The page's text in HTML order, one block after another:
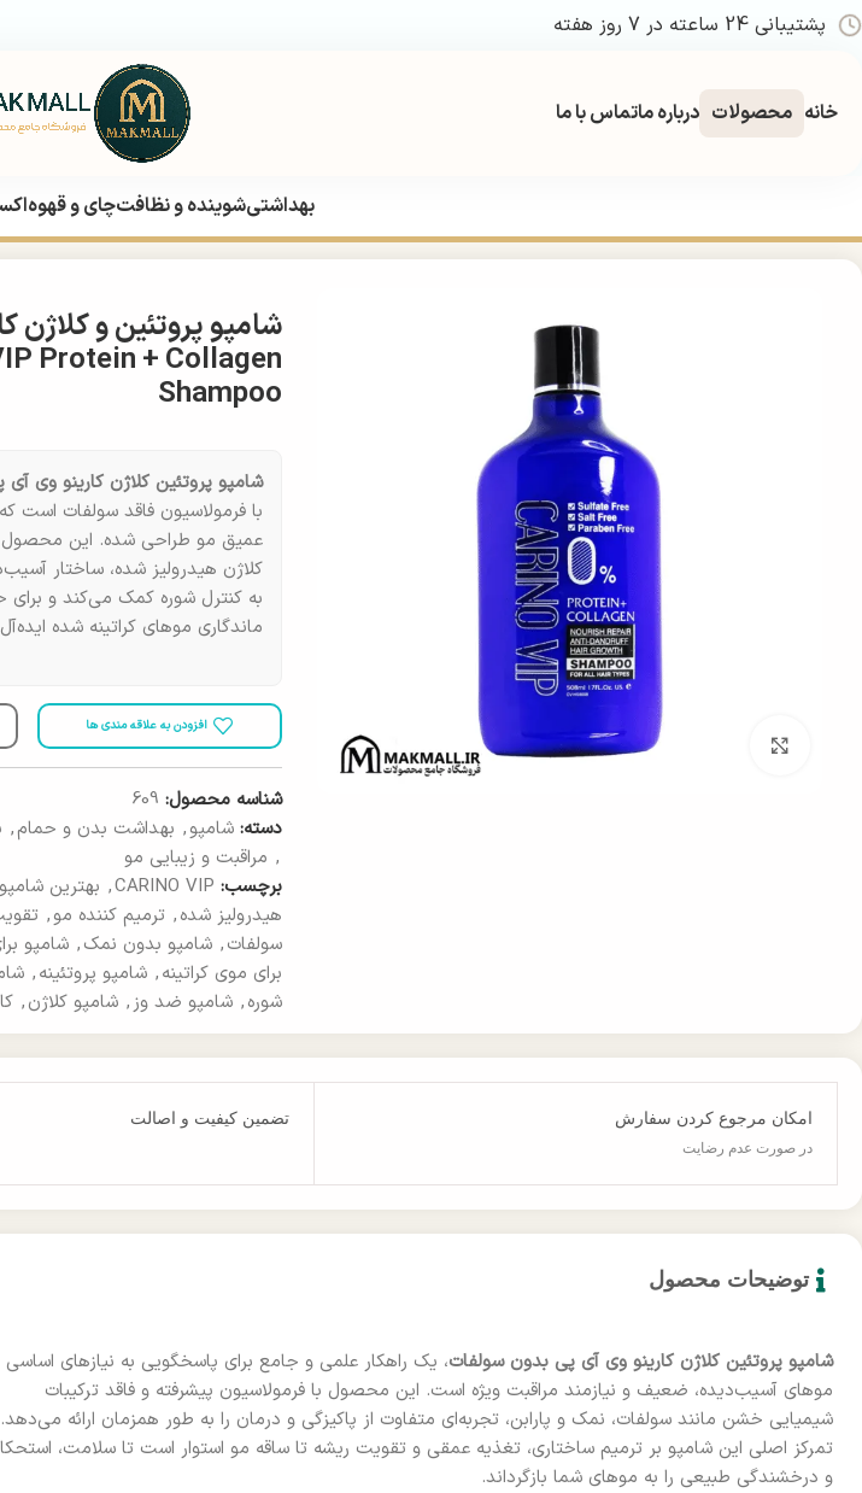
پشتیبانی 24 ساعته در 7 روز هفته
خانه محصولات درباره ماتماس با ما
بهداشتیشوینده و نظافتچای و قهوه
خانه بهداشتی مراقبت و زیبایی مو شامپو شامپو پروتئین و کلاژن کارینو وی آی پی | CARINO VIP Protein + Collagen Shampoo
برای بزرگنمایی کلیک کنید
شامپو پروتئین و کلاژن
Protein + Collagen
Shampoo
شامپو پروتئین کلاژن کارینو وی آی
با فرمولاسیون فاقد سولفات است
عمیق مو طراحی شده. این محصول
کلاژن هیدرولیز شده، ساختار
به کنترل شوره کمک می‌کند و
ماندگاری موهای کراتینه شده
افزودن به علاقه مندی ها
شناسه محصول: 609
دسته: شامپو, بهداشت بدن و حمام,
, مراقبت و زیبایی مو
برچسب: CARINO VIP
, بهترین
هیدرولیز شده, ترمیم کننده مو,
سولفات, شامپو بدون نمک, شامپو
برای موی کراتینه, شامپو پروتئینه,
شوره, شامپو ضد وز, شامپو کلاژن,
امکان مرجوع کردن سفارش
در صورت عدم رضایت
تضمین کیفیت و اصالت
توضیحات محصول
شامپو پروتئین کلاژن کارینو وی آی پی بدون سولفات، یک راهکار علمی و جامع برای پاسخگویی به نیازهای اساسی
موهای آسیب‌دیده، ضعیف و نیازمند مراقبت ویژه است. این محصول با فرمولاسیون پیشرفته و فاقد ترکیبات
شیمیایی خشن مانند سولفات، نمک و پارابن، تجربه‌ای متفاوت از پاکیزگی و درمان را به طور همزمان ارائه می‌دهد.
تمرکز اصلی این شامپو بر ترمیم ساختاری، تغذیه عمقی و تقویت ریشه تا ساقه مو استوار است تا سلامت،
و درخشندگی طبیعی را به موهای شما بازگرداند.